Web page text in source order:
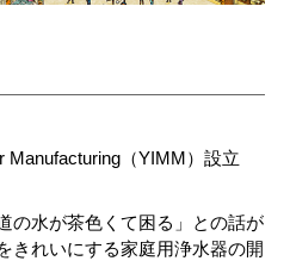
Manufacturing（YIMM）設立
の水が茶色くて困る」との話が
きれいにする家庭用浄水器の開